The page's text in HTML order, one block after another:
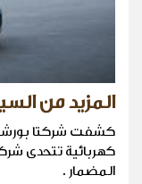
المزيد من
كشفت شركتا بورشه
كهربائية تتحدى
المضمار .